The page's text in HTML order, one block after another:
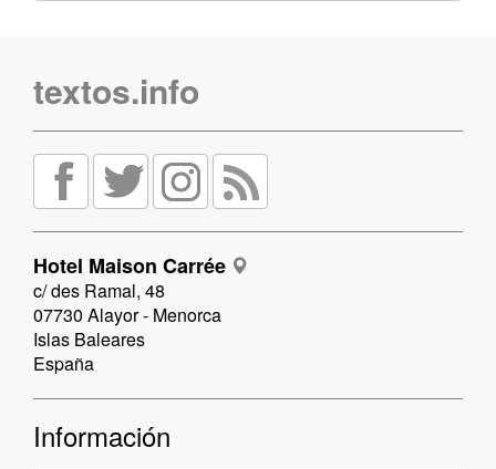
textos.info
Hotel Maison Carrée
c/ des Ramal, 48
07730 Alayor - Menorca
Islas Baleares
España
Información